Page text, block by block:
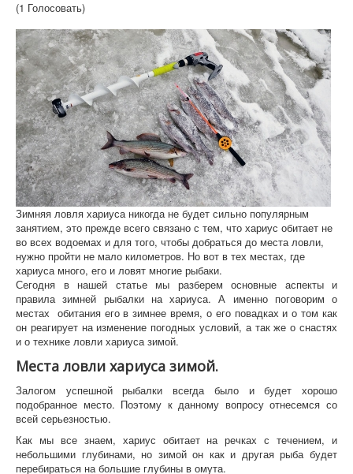
(1 Голосовать)
Зимняя ловля хариуса никогда не будет сильно популярным
занятием, это прежде всего связано с тем, что хариус обитает не
во всех водоемах и для того, чтобы добраться до места ловли,
нужно пройти не мало километров. Но вот в тех местах, где
хариуса много, его и ловят многие рыбаки.
Сегодня в нашей статье мы разберем основные аспекты и
правила зимней рыбалки на хариуса. А именно поговорим о
местах обитания его в зимнее время, о его повадках и о том как
он реагирует на изменение погодных условий, а так же о снастях
и о технике ловли хариуса зимой.
Места ловли хариуса зимой.
Залогом успешной рыбалки всегда было и будет хорошо
подобранное место. Поэтому к данному вопросу отнесемся со
всей серьезностью.
Как мы все знаем, хариус обитает на речках с течением, и
небольшими глубинами, но зимой он как и другая рыба будет
перебираться на большие глубины в омута.